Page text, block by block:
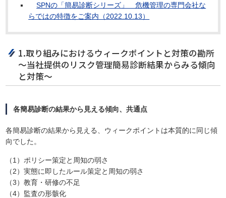
SPNの「簡易診断シリーズ」 危機管理の専門会社な
らではの特徴をご案内（2022.10.13）
1.取り組みにおけるウィークポイントと対策の勘所
～当社提供のリスク管理簡易診断結果からみる傾向
と対策～
各簡易診断の結果から見える傾向、共通点
各簡易診断の結果から見える、ウィークポイントは本質的に同じ傾
向でした。
（1）ポリシー策定と周知の弱さ
（2）実態に即したルール策定と周知の弱さ
（3）教育・研修の不足
（4）監査の形骸化